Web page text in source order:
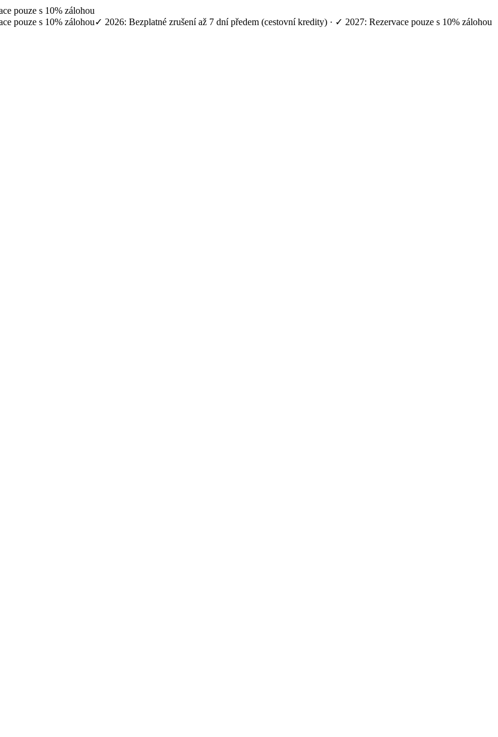
pouze s 10% zálohou
pouze s 10% zálohou✓ 2026: Bezplatné zrušení až 7 dní předem (cestovní kredity) · ✓ 2027: Rezervace pouze s 10% zálohou